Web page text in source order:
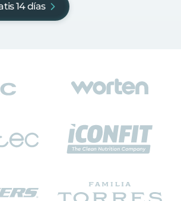
14 días